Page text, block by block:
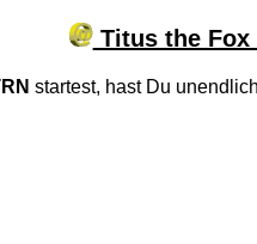
Titus the Fox
startest, hast Du